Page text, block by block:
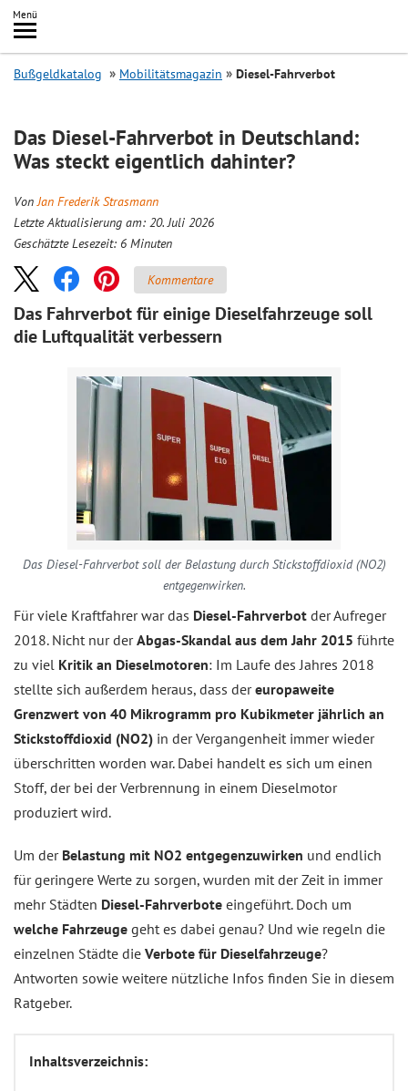
Inhalt
springen
Menü
Search
Bußgeldkatalog Mobilitätsmagazin Diesel-Fahrverbot
Das Diesel-Fahrverbot in Deutschland:
Was steckt eigentlich dahinter?
VonJan Frederik Strasmann
Letzte Aktualisierung am: 20. Juli 2026
Geschätzte Lesezeit: 6 Minuten
Kommentare
Das Fahrverbot für einige Dieselfahrzeuge soll
die Luftqualität verbessern
Das Diesel-Fahrverbot soll der Belastung durch Stickstoffdioxid (NO2)
entgegenwirken.
Für viele Kraftfahrer war das Diesel-Fahrverbot der Aufreger
2018. Nicht nur derAbgas-Skandal aus dem Jahr 2015 führte
zu viel Kritik an Dieselmotoren: Im Laufe des Jahres 2018
stellte sich außerdem heraus, dass dereuropaweite
Grenzwert von 40 Mikrogramm pro Kubikmeter jährlich an
Stickstoffdioxid (NO2) in der Vergangenheit immer wieder
überschritten worden war. Dabei handelt es sich um einen
Stoff, der bei der Verbrennung in einem Dieselmotor
produziert wird.
Um der Belastung mit NO2 entgegenzuwirken und endlich
für geringere Werte zu sorgen, wurden mit der Zeit in immer
mehr Städten Diesel-Fahrverbote eingeführt. Doch um
welche Fahrzeuge geht es dabei genau? Und wie regeln die
einzelnen Städte die Verbote für Dieselfahrzeuge?
Antworten sowie weitere nützliche Infos finden Sie in diesem
Ratgeber.
Inhaltsverzeichnis: